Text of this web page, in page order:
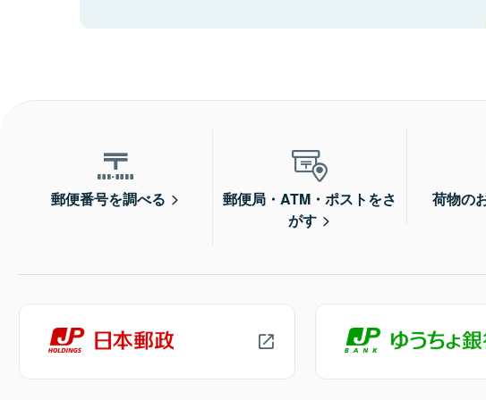
郵便番号を調べる
郵便局・ATM・ポストをさ
がす
荷物の